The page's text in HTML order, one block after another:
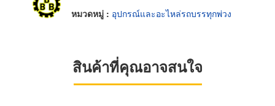
หมวดหมู่ : อุปกรณ์และอะไหล่รถบรรทุกพ่วง
สินค้าที่คุณอาจสนใจ